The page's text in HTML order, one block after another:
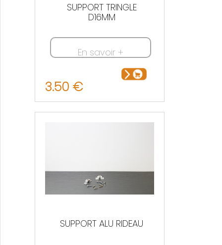
SUPPORT TRINGLE
D16MM
En savoir +
3.50 €
SUPPORT ALU RIDEAU